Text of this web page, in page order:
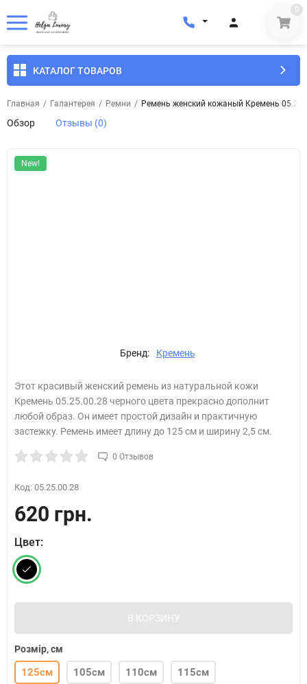
0
КАТАЛОГ ТОВАРОВ
Главная / Галантерея / Ремни / Ремень женский кожаный Кремень
Обзор Отзывы (0)
New!
Бренд: Кремень
Этот красивый женский ремень из натуральной кожи
Кремень 05.25.00.28 черного​ цвета прекрасно дополнит
любой образ. Он имеет простой дизайн и практичную
застежку. Ремень имеет длину до 125 см и ширину 2,5 см.
0 Отзывов
Код: 05.25.00.28
620 грн.
Цвет:
В КОРЗИНУ
Розмір, см
125см 105см 110см 115см